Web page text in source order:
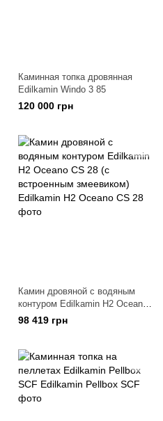
Каминная топка дровянная
Edilkamin Windo 3 85
120 000 грн
Камин дровяной с водяным
контуром Edilkamin H2 Oceano
CS 28 (с встроенным
змеевиком)
98 419 грн